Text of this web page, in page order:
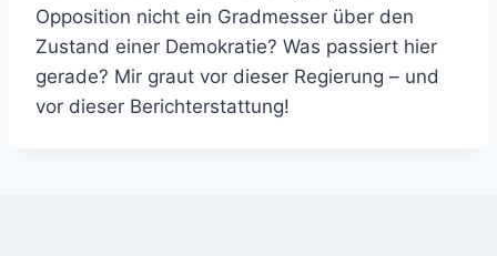
Opposition nicht ein Gradmesser über den
Zustand einer Demokratie? Was passiert hier
gerade? Mir graut vor dieser Regierung – und
vor dieser Berichterstattung!